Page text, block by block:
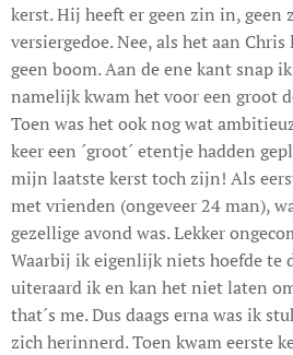
kerst. Hij heeft er geen zin in, geen
versiergedoe. Nee, als het aan
geen boom. Aan de ene kant snap
namelijk kwam het voor een groot
Toen was het ook nog wat
keer een ´groot´ etentje hadden
mijn laatste kerst toch zijn! Als
met vrienden (ongeveer 24 man),
gezellige avond was. Lekker
Waarbij ik eigenlijk niets hoefde te
uiteraard ik en kan het niet laten
that´s me. Dus daags erna was ik
zich herinnerd. Toen kwam eerste